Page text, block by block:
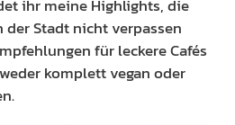
ihr meine Highlights, die
Stadt nicht verpassen
für leckere Cafés
komplett vegan oder